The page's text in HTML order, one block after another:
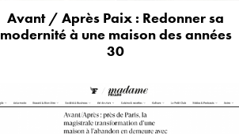
Avant / Après Paix : Redonner sa
modernité à une maison des années
30